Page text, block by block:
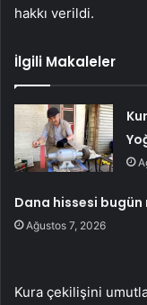
hakkı verildi.
İlgili Makaleler
Dana hissesi
Ağustos 7, 2026
Kura çekilişini